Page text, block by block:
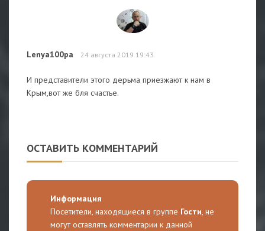
Lenya100pa 24 августа 2019 19:43
И представители этого дерьма приезжают к нам в
Крым,вот же бля счастье.
ОСТАВИТЬ КОММЕНТАРИЙ
Информация
Посетители, находящиеся в группе Гости, не
могут оставлять комментарии к данной